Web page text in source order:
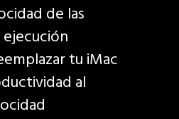
de las
tu iMac
al